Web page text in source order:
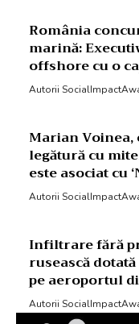
România
marină:
offshore cu o
Autorii
Marian
legătură cu
este asociat cu
Autorii
Infiltrare fără
rusească
pe aeroportul
Autorii